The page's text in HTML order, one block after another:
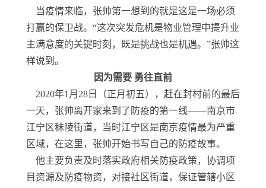
当疫情来临，张帅第一想到的就是这是一场必须
打赢的保卫战。“这次突发危机是物业管理中提升业
主满意度的关键时刻，既是挑战也是机遇。”张帅这
样说到。
因为需要 勇往直前
2020年1月28日（正月初五），赶在封村前的最后
一天，张帅离开家来到了防疫的第一线——南京市
江宁区秣陵街道，当时江宁区是南京疫情最为严重
区域，在这里，张帅开始书写自己的防疫故事。
他主要负责及时落实政府相关防疫政策，协调项
目资源及防疫物资，对接社区街道，保证管辖小区